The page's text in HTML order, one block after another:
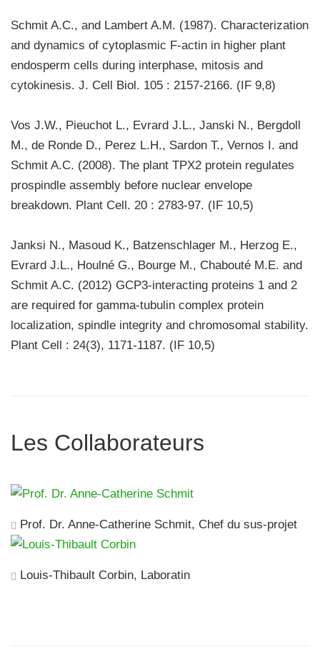
Schmit A.C., and Lambert A.M. (1987). Characterization
and dynamics of cytoplasmic F-actin in higher plant
endosperm cells during interphase, mitosis and
cytokinesis. J. Cell Biol. 105 : 2157-2166. (IF 9,8)
Vos J.W., Pieuchot L., Evrard J.L., Janski N., Bergdoll
M., de Ronde D., Perez L.H., Sardon T., Vernos I. and
Schmit A.C. (2008). The plant TPX2 protein regulates
prospindle assembly before nuclear envelope
breakdown. Plant Cell. 20 : 2783-97. (IF 10,5)
Janksi N., Masoud K., Batzenschlager M., Herzog E.,
Evrard J.L., Houlné G., Bourge M., Chabouté M.E. and
Schmit A.C. (2012) GCP3-interacting proteins 1 and 2
are required for gamma-tubulin complex protein
localization, spindle integrity and chromosomal stability.
Plant Cell : 24(3), 1171-1187. (IF 10,5)
Les Collaborateurs
Prof. Dr. Anne-Catherine Schmit, Chef du sus-projet
Louis-Thibault Corbin, Laboratin